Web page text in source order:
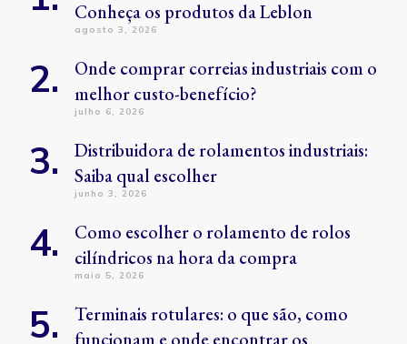
Conheça os produtos da Leblon
agosto 3, 2026
Onde comprar correias industriais com o
melhor custo-benefício?
julho 6, 2026
Distribuidora de rolamentos industriais:
Saiba qual escolher
junho 3, 2026
Como escolher o rolamento de rolos
cilíndricos na hora da compra
maio 5, 2026
Terminais rotulares: o que são, como
funcionam e onde encontrar os